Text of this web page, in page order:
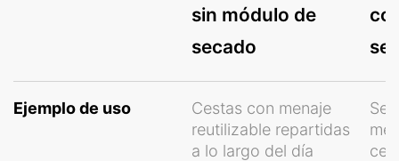
sin módulo de
secado
Ejemplo de uso
Cestas con menaje
reutilizable repartidas
a lo largo del día